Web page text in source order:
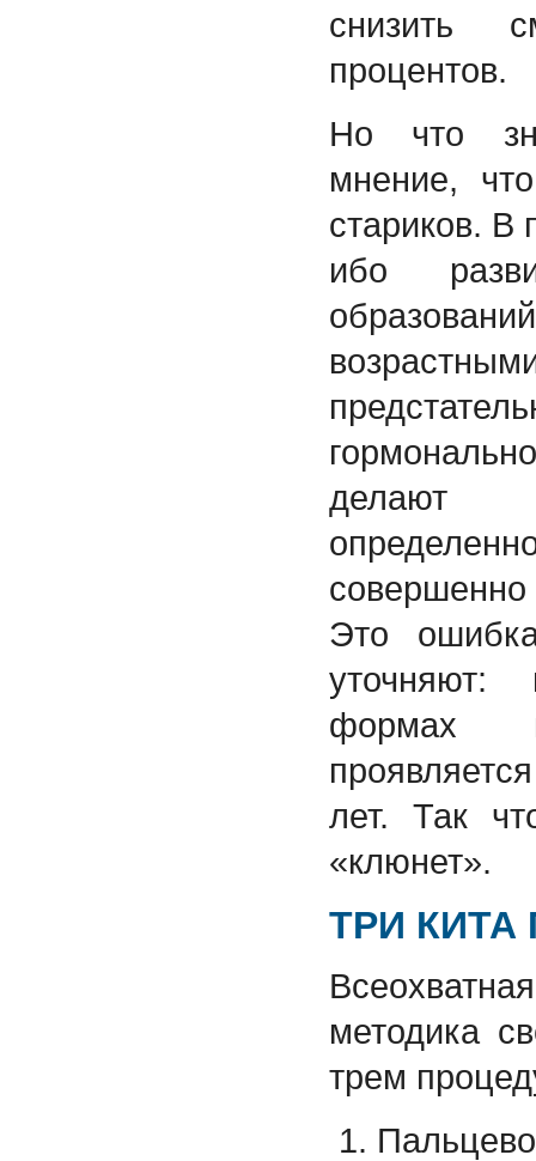
снизить
процентов.
Но что
мнение,
стариков. В
ибо
делают
совершенно
Это
формах
лет. Так
«клюнет».
ТРИ
методика
трем